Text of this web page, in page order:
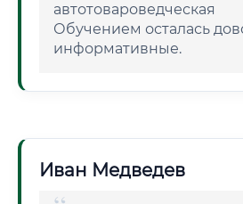
автотовароведческая
Обучением осталась
информативные.
Иван Медведев